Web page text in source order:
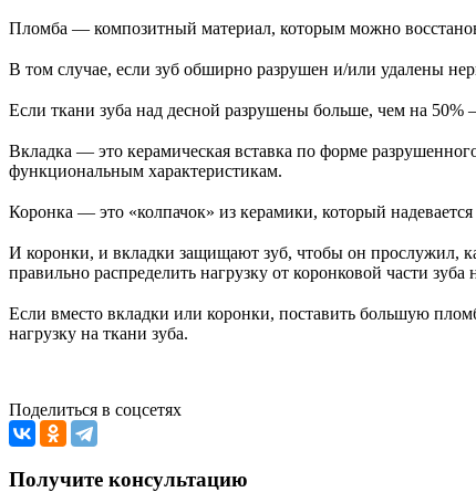
Пломба — композитный материал, которым можно
В том случае, если зуб обширно разрушен и/или удалены
Если ткани зуба над десной разрушены больше, чем на
Вкладка — это керамическая вставка по форме
функциональным характеристикам.
Коронка — это «колпачок» из керамики, который
И коронки, и вкладки защищают зуб, чтобы он прослужил,
правильно распределить нагрузку от коронковой части зуба
Если вместо вкладки или коронки, поставить большую
нагрузку на ткани зуба.
Поделиться в соцсетях
Получите консультацию